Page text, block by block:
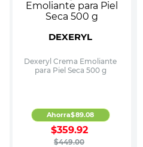
DEXERYL
Dexeryl Crema Emoliante
para Piel Seca 500 g
$449.00
$359.92
Ahorra$89.08